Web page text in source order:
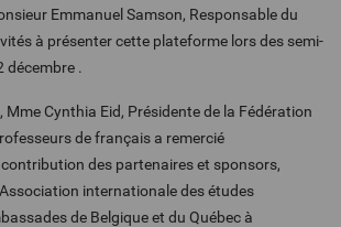
Emmanuel Samson, Responsable du
à présenter cette plateforme lors des semi-
décembre .
Mme Cynthia Eid, Présidente de la Fédération
de français a remercié
des partenaires et sponsors,
internationale des études
de Belgique et du Québec à